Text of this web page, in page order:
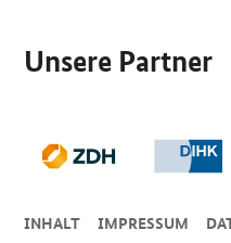
Unsere Partner
INHALT IMPRESSUM